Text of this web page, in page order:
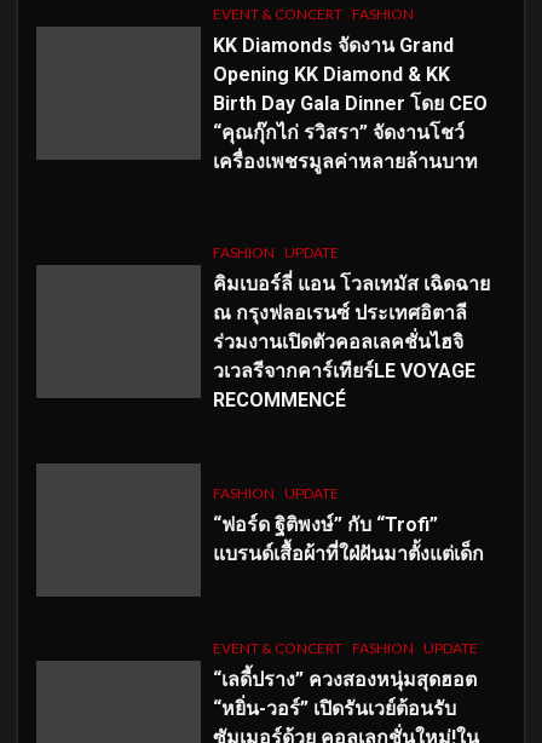
EVENT & CONCERT FASHION
KK Diamonds จัดงาน Grand
Opening KK Diamond & KK
Birth Day Gala Dinner โดย CEO
“คุณกุ๊กไก่ รวิสรา” จัดงานโชว์
เครื่องเพชรมูลค่าหลายล้านบาท
FASHION UPDATE
คิมเบอร์ลี่ แอน โวลเทมัส เฉิดฉาย
ณ กรุงฟลอเรนซ์ ประเทศอิตาลี
ร่วมงานเปิดตัวคอลเลคชั่นไฮจิ
วเวลรีจากคาร์เทียร์LE VOYAGE
RECOMMENCÉ
FASHION UPDATE
“ฟอร์ด ฐิติพงษ์” กับ “Trofi”
แบรนด์เสื้อผ้าที่ใฝ่ฝันมาตั้งแต่เด็ก
EVENT & CONCERT FASHION UPDATE
“เลดี้ปราง” ควงสองหนุ่มสุดฮอต
“หยิ่น-วอร์” เปิดรันเวย์ต้อนรับ
ซัมเมอร์ด้วย คอลเลกชั่นใหม่!ใน